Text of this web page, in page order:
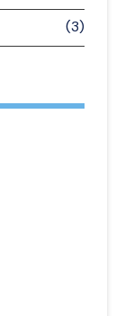
(3)